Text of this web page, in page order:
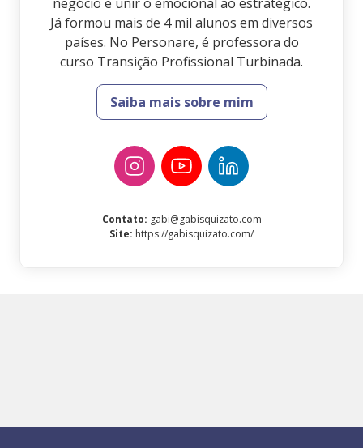
Já formou mais de 4 mil alunos em diversos
países. No Personare, é professora do
curso Transição Profissional Turbinada.
Saiba mais sobre mim
Contato: gabi@gabisquizato.com
Site: https://gabisquizato.com/